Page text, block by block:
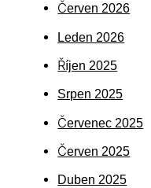
Červen 2026
Leden 2026
Říjen 2025
Srpen 2025
Červenec 2025
Červen 2025
Duben 2025